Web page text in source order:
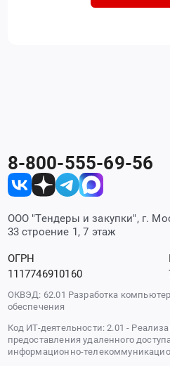
8-800-555-69-56
ООО "Тендеры и закупки", г.
33 строение 1, 7 этаж
ОГРН
1117746910160
ОКВЭД: 62.01 Разработка
обеспечения
Код ИТ-деятельности: 2.01 -
предоставления удаленного
информационно-